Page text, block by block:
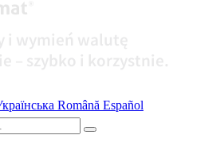
Română Español